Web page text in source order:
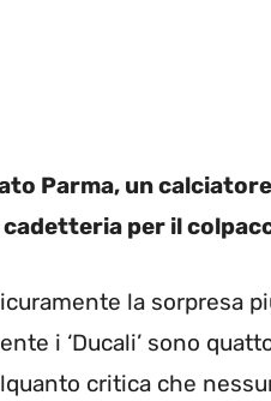
Parma, un
per il
la sorpresa
i ‘Ducali’ sono
critica che